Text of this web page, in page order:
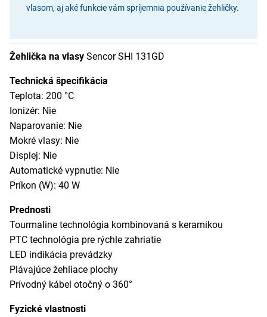
vlasom, aj aké funkcie vám spríjemnia používanie žehličky.
Žehlička na vlasy Sencor SHI 131GD
Technická špecifikácia
Teplota: 200 °C
Ionizér: Nie
Naparovanie: Nie
Mokré vlasy: Nie
Displej: Nie
Automatické vypnutie: Nie
Príkon (W): 40 W
Prednosti
Tourmaline technológia kombinovaná s keramikou
PTC technológia pre rýchle zahriatie
LED indikácia prevádzky
Plávajúce žehliace plochy
Prívodný kábel otočný o 360°
Fyzické vlastnosti